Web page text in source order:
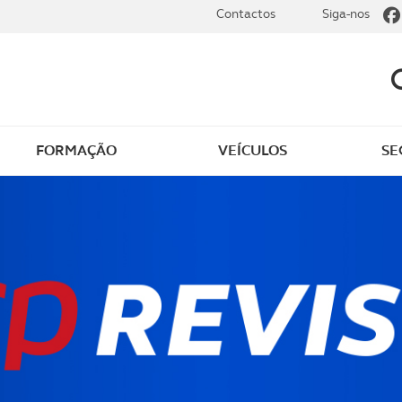
Golfe
Revista ACP Edição
impressa
FORMAÇÃO VEÍCULOS
Contactos Siga-nos